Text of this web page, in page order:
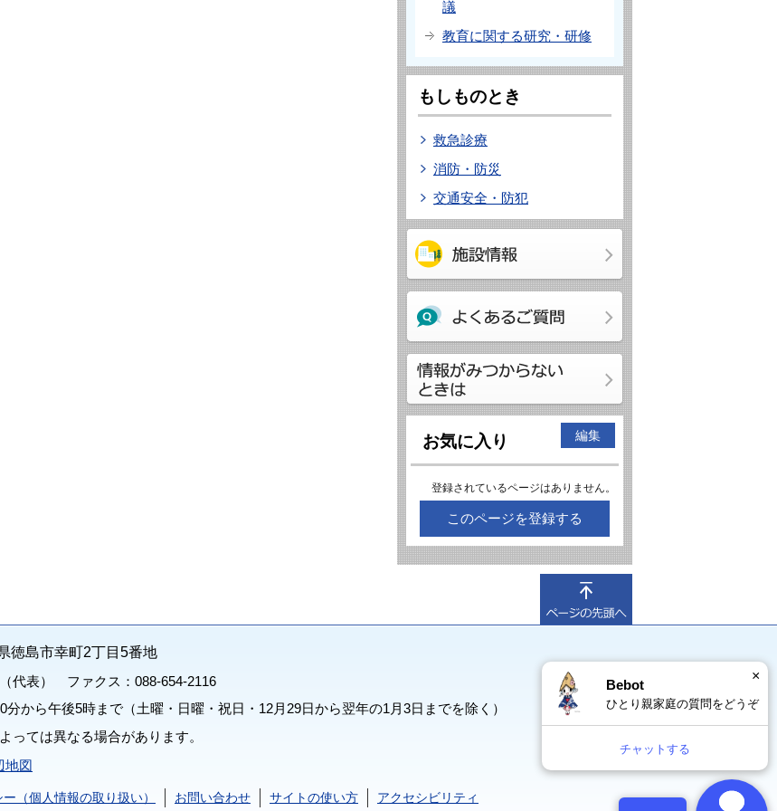
議
教育に関する研究・研修
もしものとき
救急診療
消防・防災
交通安全・防犯
お気に入り 編集
登録されているページはありません。
このページを登録する
徳島市幸町2丁目5番地
代表） ファクス：088-654-2116
分から午後5時まで（土曜・日曜・祝日・12月29日から翌年の1月3日までを除く）
っては異なる場合があります。
地図
（個人情報の取り扱い） お問い合わせ サイトの使い方 アクセシビリティ
Bebot
ひとり親家庭の質問をどうぞ
チャットする
×